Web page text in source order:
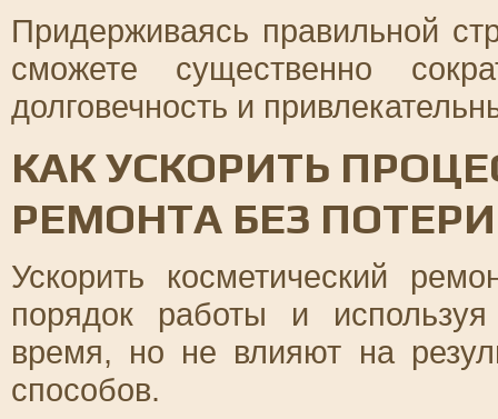
Придерживаясь правильной
сможете существенно
долговечность и
КАК УСКОРИТЬ
РЕМОНТА БЕЗ
Ускорить косметический
порядок работы и
время, но не влияют на
способов.